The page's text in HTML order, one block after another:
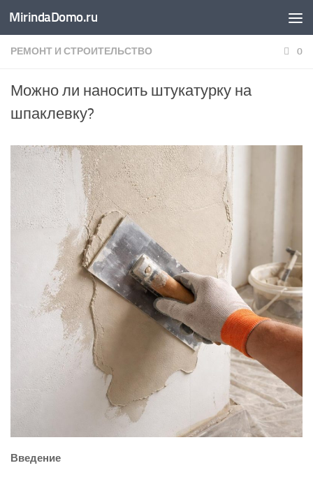
Перейти к содержимому
MirindaDomo.ru
РЕМОНТ И СТРОИТЕЛЬСТВО 0
Можно ли наносить штукатурку на
шпаклевку?
Введение